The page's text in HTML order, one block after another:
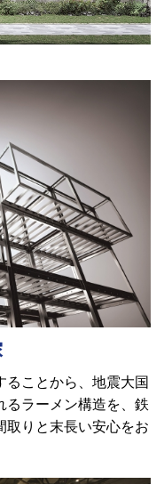
ることから、地震大国
るラーメン構造を、鉄
取りと末長い安心をお